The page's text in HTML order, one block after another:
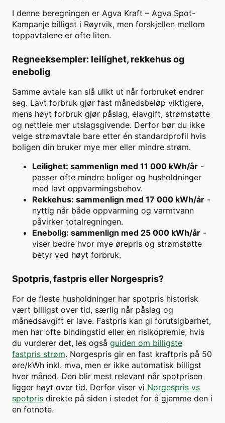
I denne beregningen er Agva Kraft – Agva Spot-
Kampanje billigst i Røyrvik, men forskjellen mellom
toppavtalene er ofte liten.
Regneeksempler: leilighet, rekkehus og
enebolig
Samme avtale kan slå ulikt ut når forbruket endrer
seg. Lavt forbruk gjør fast månedsbeløp viktigere,
mens høyt forbruk gjør påslag, elavgift, strømstøtte
og nettleie mer utslagsgivende. Derfor bør du ikke
velge strømavtale bare etter én standardprofil hvis
boligen din bruker mye mer eller mindre strøm.
Leilighet: sammenlign med 11 000 kWh/år -
passer ofte mindre boliger og husholdninger
med lavt oppvarmingsbehov.
Rekkehus: sammenlign med 17 000 kWh/år -
nyttig når både oppvarming og varmtvann
påvirker totalregningen.
Enebolig: sammenlign med 25 000 kWh/år -
viser bedre hvor mye ørepris og strømstøtte
betyr ved høyt forbruk.
Spotpris, fastpris eller Norgespris?
For de fleste husholdninger har spotpris historisk
vært billigst over tid, særlig når påslag og
månedsavgift er lave. Fastpris kan gi forutsigbarhet,
men har ofte bindingstid eller en risikopremie; hvis
du vurderer det, les også guiden om billigste
fastpris strøm. Norgespris gir en fast kraftpris på 50
øre/kWh inkl. mva, men er ikke automatisk billigst
hver måned. Den blir mest relevant når spotprisen
ligger høyt over tid. Derfor viser vi Norgespris vs
spotpris direkte på siden i stedet for å gjemme den i
en fotnote.